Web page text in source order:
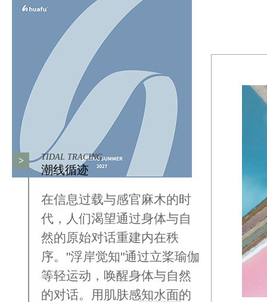
> TIDAL TRACING
潮线循迹
在信息过载与感官麻木的时
代，人们渴望通过身体与自
然的原始对话重建内在秩
序。"浮岸觉知"通过立桨瑜伽
等轻运动，唤醒身体与自然
的对话。用肌肤感知水面的